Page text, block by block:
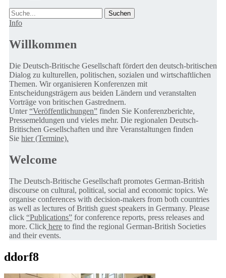
Suche
Info
Willkommen
Die Deutsch-Britische Gesellschaft fördert den deutsch-britischen
Dialog zu kulturellen, politischen, sozialen und wirtschaftlichen
Themen. Wir organisieren Konferenzen mit
Entscheidungsträgern aus beiden Ländern und veranstalten
Vorträge von britischen Gastrednern.
Unter“Veröffentlichungen” finden Sie Konferenzberichte,
Pressemeldungen und vieles mehr. Die regionalen Deutsch-
Britischen Gesellschaften und ihre Veranstaltungen finden
Sie hier (Termine).
Welcome
The Deutsch-Britische Gesellschaft promotes German-British
discourse on cultural, political, social and economic topics. We
organise conferences with decision-makers from both countries
as well as lectures of British guest speakers in Germany. Please
click “Publications” for conference reports, press releases and
more. Click here to find the regional German-British Societies
and their events.
ddorf8